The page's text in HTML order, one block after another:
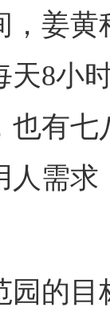
，姜黄
天8小
也有
人需
园的